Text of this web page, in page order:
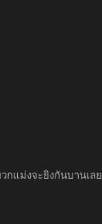
กแม่งจะยิงกันบานเลย